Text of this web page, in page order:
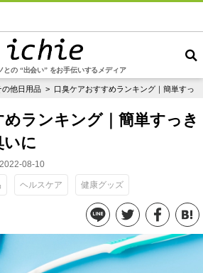
の他日用品 > 口臭ケアおすすめランキング｜簡単すっ
との “出会い” をお手伝いするメディア
ランキング｜簡単すっき
いに
08-10
ヘルスケア 健康グッズ